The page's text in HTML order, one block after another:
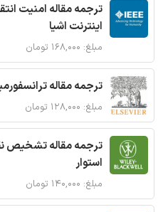
اینترنت اشیا
مبلغ: ۱۶۸,۰۰۰ تومان
ترجمه مقاله
مبلغ: ۱۲۸,۰۰۰ تومان
ترجمه مقاله تشخیص
استوار
مبلغ: ۱۴۰,۰۰۰ تومان